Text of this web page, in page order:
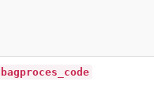
bagproces_code